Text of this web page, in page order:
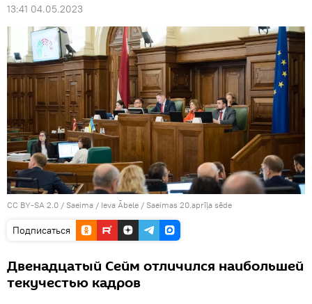
13:41 04.05.2023
CC BY-SA 2.0 / Saeima / Ieva Ābele / Saeimas 20.aprīļa sēde
Подписаться
Двенадцатый Сейм отличился наибольшей
текучестью кадров